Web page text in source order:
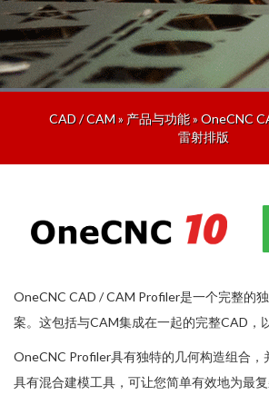
CAD / CAM» 产品与功能»OneCNC
雷射排版
OneCNC CAD / CAM Profiler是一个完整的
案。这包括与CAM集成在一起的完整CAD，
OneCNC Profiler具有独特的几何构造组合，
具有混合建模工具，可让您简单有效地为最